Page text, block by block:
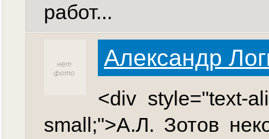
работ...
Александр
<div style="text-
small;">А.Л. Зотов